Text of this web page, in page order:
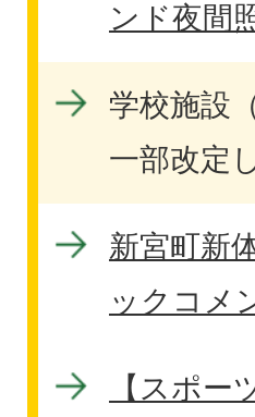
ンド夜間
学校施設
一部改定
新宮町新
ックコメ
【スポ